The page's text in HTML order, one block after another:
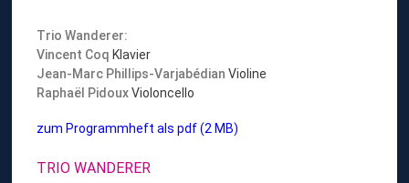
e
t
h
o
e
-
Trio Wanderer:
Vincent Coq Klavier
Jean-Marc Phillips-Varjabédian Violine
Raphaël PidouxVioloncello
zum Programmheft als pdf (2 MB)
TRIO WANDERER